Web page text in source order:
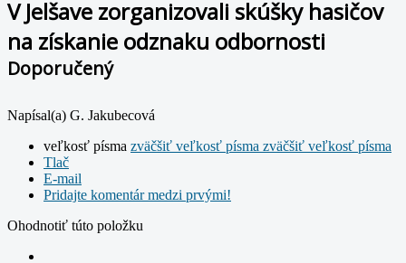
V Jelšave zorganizovali skúšky hasičov
na získanie odznaku odbornosti
Doporučený
Napísal(a) G. Jakubecová
veľkosť písma zväčšiť veľkosť písma zväčšiť veľkosť písma
Tlač
E-mail
Pridajte komentár medzi prvými!
Ohodnotiť túto položku